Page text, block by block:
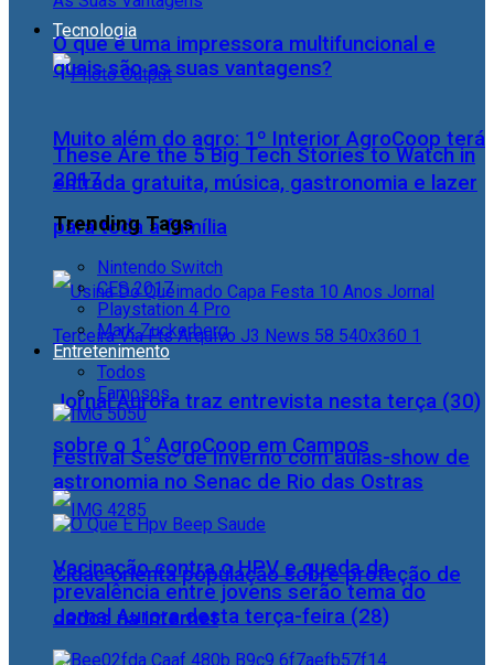
Tecnologia
Muito além do agro: 1º Interior AgroCoop terá
entrada gratuita, música, gastronomia e lazer
para toda a família
Jornal Aurora traz entrevista nesta terça (30)
sobre o 1° AgroCoop em Campos
Cidac orienta população sobre proteção de
dados na internet
O que é uma impressora multifuncional e
quais são as suas vantagens?
These Are the 5 Big Tech Stories to Watch in
2017
Trending Tags
Nintendo Switch
CES 2017
Playstation 4 Pro
Mark Zuckerberg
Entretenimento
Todos
Famosos
Festival Sesc de Inverno com aulas-show de
astronomia no Senac de Rio das Ostras
Vacinação contra o HPV e queda da
prevalência entre jovens serão tema do
Jornal Aurora desta terça-feira (28)